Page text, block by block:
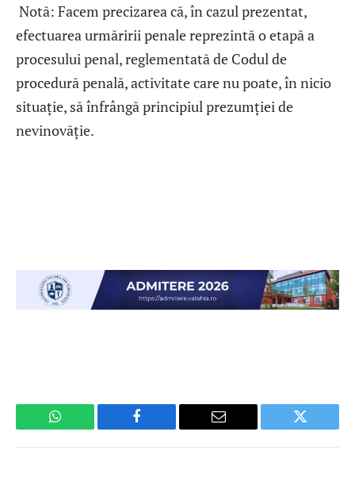
Notă: Facem precizarea că, în cazul prezentat,
efectuarea urmăririi penale reprezintă o etapă a
procesului penal, reglementată de Codul de
procedură penală, activitate care nu poate, în nicio
situație, să înfrângă principiul prezumției de
nevinovăție.
WhatsApp Facebook Email Twitter